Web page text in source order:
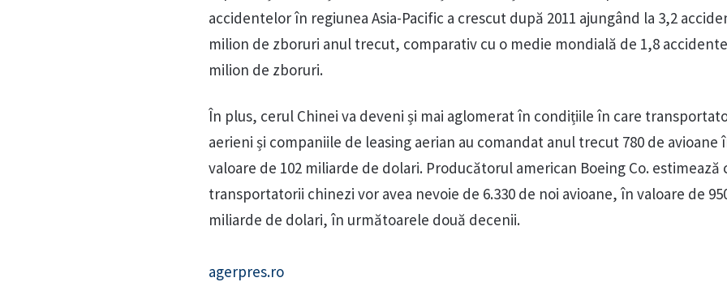
accidentelor în regiunea Asia-Pacific a crescut după 2011 ajungând la 3,2
milion de zboruri anul trecut, comparativ cu o medie mondială de 1,8
milion de zboruri.
În plus, cerul Chinei va deveni și mai aglomerat în condițiile în care
aerieni și companiile de leasing aerian au comandat anul trecut 780 de avioane
valoare de 102 miliarde de dolari. Producătorul american Boeing Co. estimează
transportatorii chinezi vor avea nevoie de 6.330 de noi avioane, în valoare de
miliarde de dolari, în următoarele două decenii.
agerpres.ro